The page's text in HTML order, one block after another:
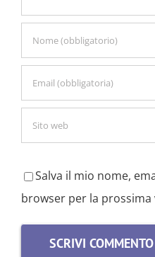
Salva il mio nome,
browser per la